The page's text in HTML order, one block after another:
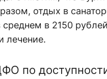
отдых в
в 2150
лечение.
по